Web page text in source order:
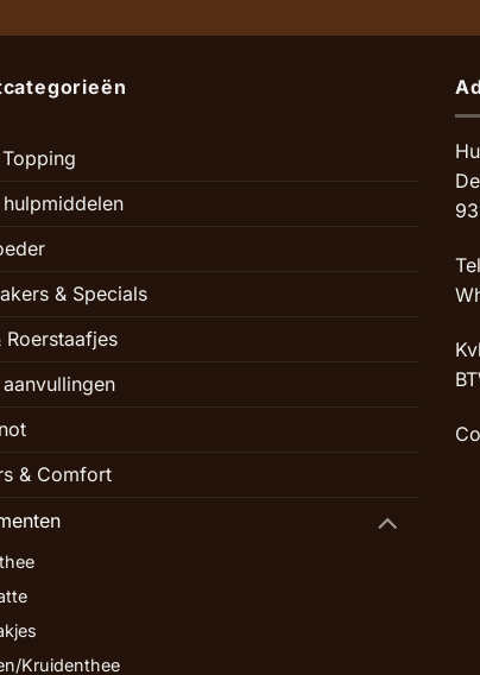
& Specials
Roerstaafjes
& Comfort
Kruidenthee